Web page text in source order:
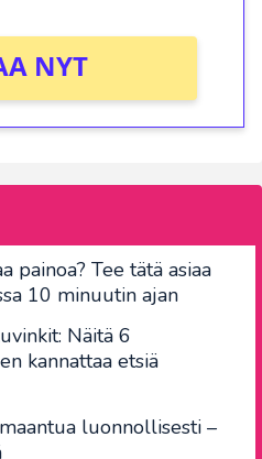
NYT
painoa? Tee tätä asiaa
10 minuutin ajan
Näitä 6
kannattaa etsiä
luonnollisesti –